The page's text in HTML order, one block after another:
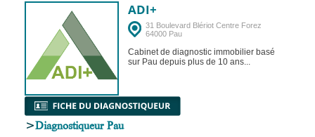
ADI+
31 Boulevard Blériot Centre Forez
64000 Pau
Cabinet de diagnostic immobilier basé
sur Pau depuis plus de 10 ans...
>Diagnostiqueur Pau